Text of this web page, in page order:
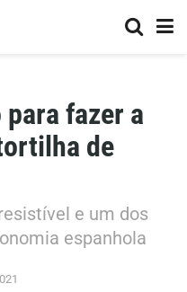
fazer a
de
e um dos
espanhola